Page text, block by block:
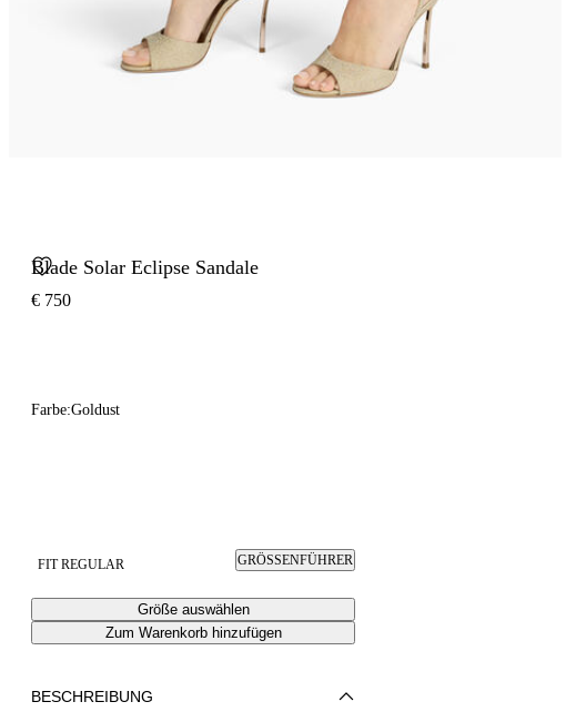
Blade Solar Eclipse Sandale
€ 750
Farbe:Goldust
FIT REGULAR GRÖSSENFÜHRER
Größe auswählen
Zum Warenkorb hinzufügen
BESCHREIBUNG